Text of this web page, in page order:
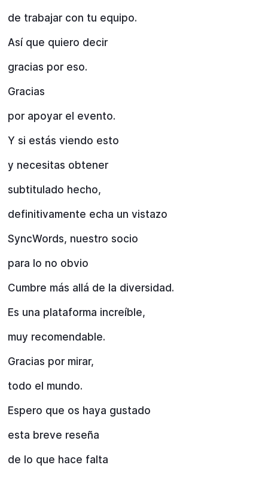
de trabajar con tu equipo.
Así que quiero decir
gracias por eso.
Gracias
por apoyar el evento.
Y si estás viendo esto
y necesitas obtener
subtitulado hecho,
definitivamente echa un vistazo
SyncWords, nuestro socio
para lo no obvio
Cumbre más allá de la diversidad.
Es una plataforma increíble,
muy recomendable.
Gracias por mirar,
todo el mundo.
Espero que os haya gustado
esta breve reseña
de lo que hace falta